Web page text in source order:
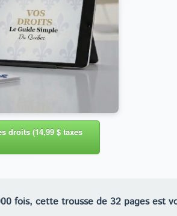
droits (14,99 $ taxes
fois, cette trousse de 32 pages est